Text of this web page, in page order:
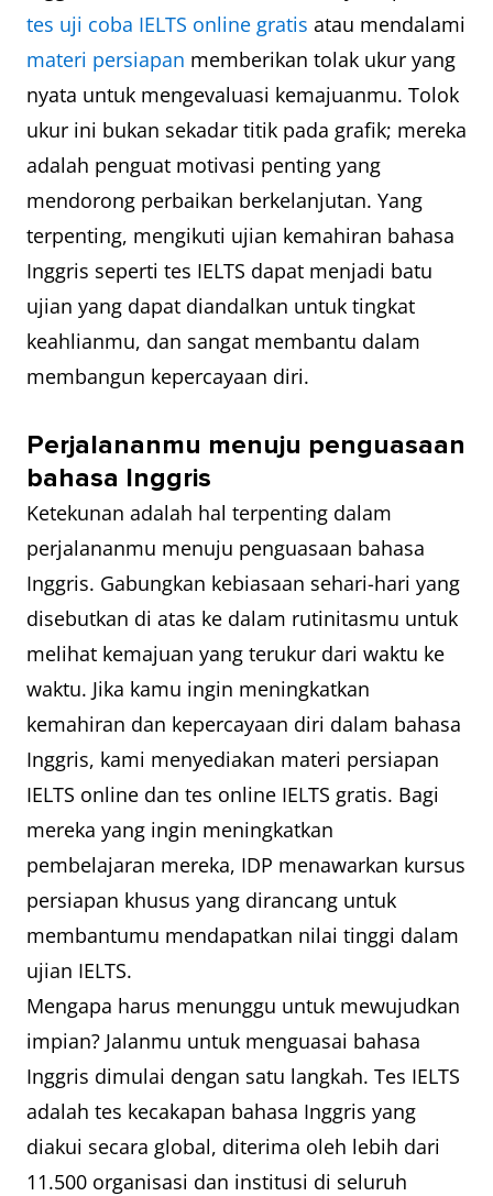
tes uji coba IELTS online gratis atau mendalami
materi persiapan memberikan tolak ukur yang
nyata untuk mengevaluasi kemajuanmu. Tolok
ukur ini bukan sekadar titik pada grafik; mereka
adalah penguat motivasi penting yang
mendorong perbaikan berkelanjutan. Yang
terpenting, mengikuti ujian kemahiran bahasa
Inggris seperti tes IELTS dapat menjadi batu
ujian yang dapat diandalkan untuk tingkat
keahlianmu, dan sangat membantu dalam
membangun kepercayaan diri.
Perjalananmu menuju penguasaan
bahasa Inggris
Ketekunan adalah hal terpenting dalam
perjalananmu menuju penguasaan bahasa
Inggris. Gabungkan kebiasaan sehari-hari yang
disebutkan di atas ke dalam rutinitasmu untuk
melihat kemajuan yang terukur dari waktu ke
waktu. Jika kamu ingin meningkatkan
kemahiran dan kepercayaan diri dalam bahasa
Inggris, kami menyediakan materi persiapan
IELTS online dan tes online IELTS gratis. Bagi
mereka yang ingin meningkatkan
pembelajaran mereka, IDP menawarkan kursus
persiapan khusus yang dirancang untuk
membantumu mendapatkan nilai tinggi dalam
ujian IELTS.
Mengapa harus menunggu untuk mewujudkan
impian? Jalanmu untuk menguasai bahasa
Inggris dimulai dengan satu langkah. Tes IELTS
adalah tes kecakapan bahasa Inggris yang
diakui secara global, diterima oleh lebih dari
11.500 organisasi dan institusi di seluruh